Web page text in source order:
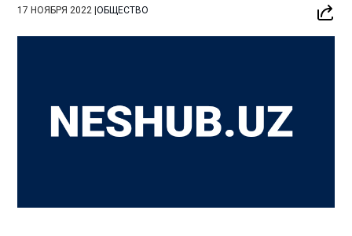
17 НОЯБРЯ 2022 |ОБЩЕСТВО